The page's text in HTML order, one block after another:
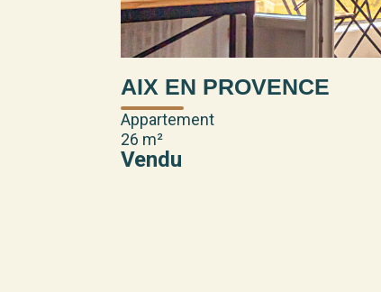
AIX EN PROVENCE
Appartement
26 m²
Vendu